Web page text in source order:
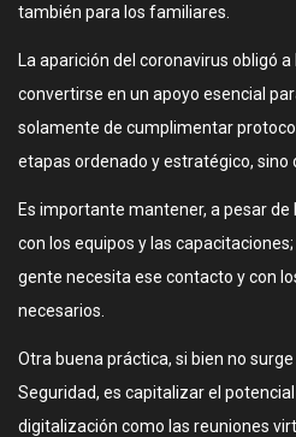
también para los familiares.
La aparición del coronavirus obligó
convertirse en un apoyo esencial
solamente de cumplimentar
etapas ordenado y estratégico, sino
Es importante mantener, a pesar
con los equipos y las
gente necesita ese contacto y con
necesarios.
Otra buena práctica, si bien no
Seguridad, es capitalizar el
digitalización como las reuniones